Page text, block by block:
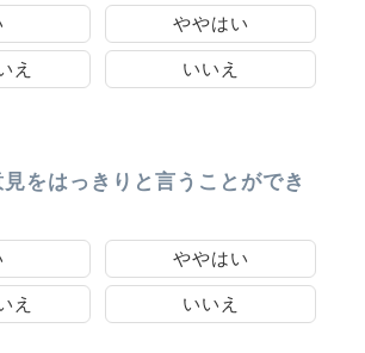
ややはい
え いいえ
見をはっきりと言うことができ
ややはい
え いいえ